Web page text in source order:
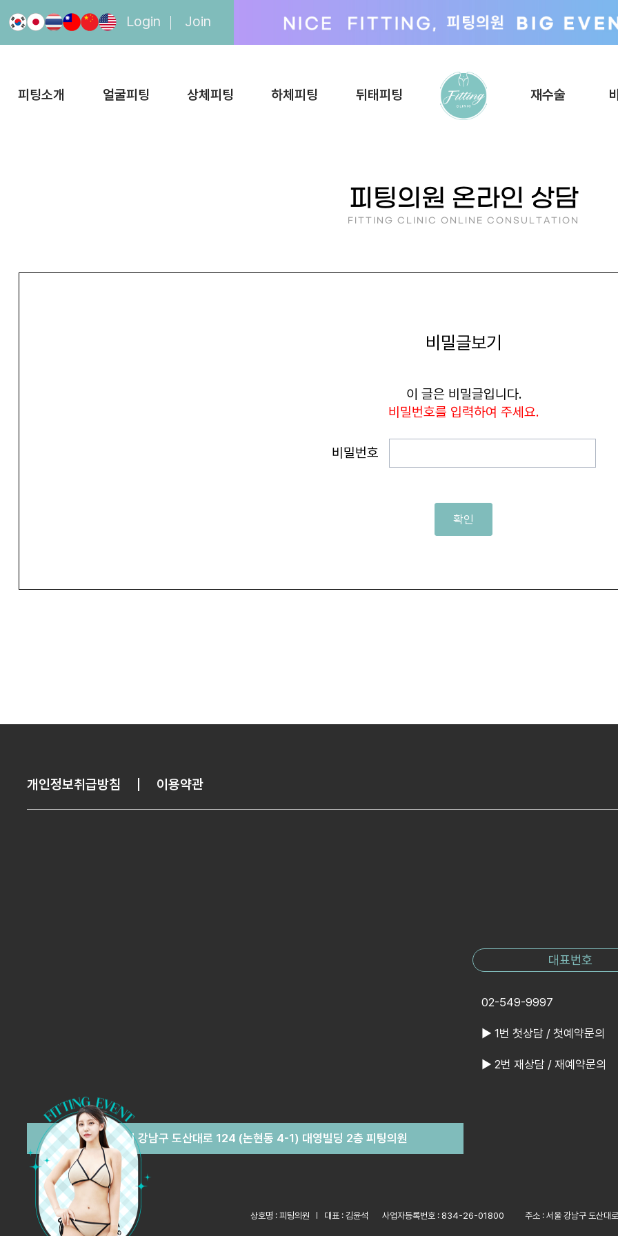
Login Join
피팅소개 얼굴피팅 상체피팅 하체피팅 뒤태피팅 재수술
피팅의원 온라인 상담
FITTING CLINIC ONLINE CONSULTATION
비밀글보기
이 글은 비밀글입니다.
비밀번호를 입력하여 주세요.
비밀번호
확인
개인정보취급방침 이용약관
서울특별시 강남구 도산대로 124 (논현동 4-1) 대영빌딩 2층 피팅의원
대표번호
02-549-9997
▶ 1번 첫상담 / 첫예약문의
▶ 2번 재상담 / 재예약문의
상호명 : 피팅의원 대표 : 김윤석 사업자등록번호 : 834-26-01800 주소 : 서울 강남구 도산대